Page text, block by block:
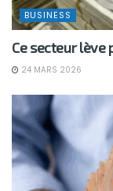
BUSINESS
Ce secteur lève
24 MARS 2026